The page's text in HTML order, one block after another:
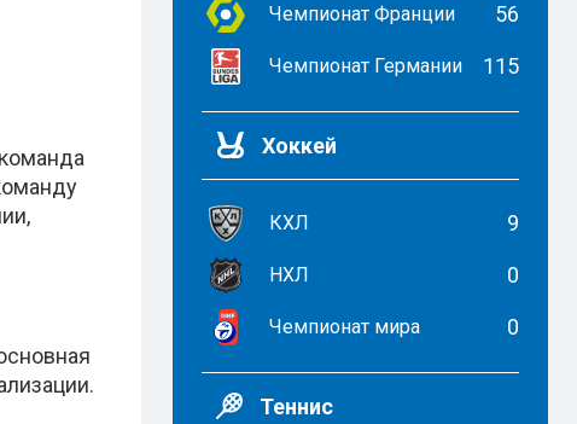
Чемпионат Франции 56
Чемпионат Германии 115
Хоккей
КХЛ 9
НХЛ 0
Чемпионат мира 0
Теннис